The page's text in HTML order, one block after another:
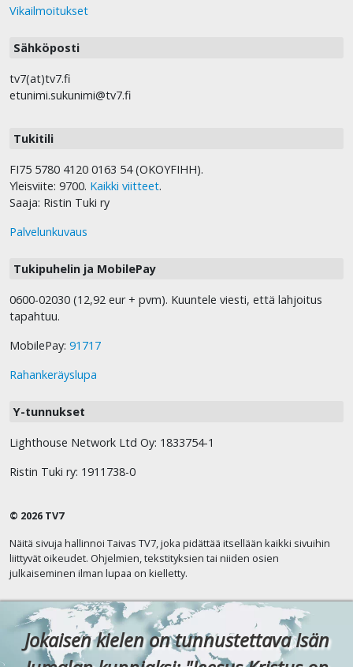
Vikailmoitukset
Sähköposti
tv7(at)tv7.fi
etunimi.sukunimi@tv7.fi
Tukitili
FI75 5780 4120 0163 54 (OKOYFIHH).
Yleisviite: 9700. Kaikki viitteet.
Saaja: Ristin Tuki ry
Palvelunkuvaus
Tukipuhelin ja MobilePay
0600-02030 (12,92 eur + pvm). Kuuntele viesti, että lahjoitus
tapahtuu.
MobilePay: 91717
Rahankeräyslupa
Y-tunnukset
Lighthouse Network Ltd Oy: 1833754-1
Ristin Tuki ry: 1911738-0
© 2026 TV7
Näitä sivuja hallinnoi Taivas TV7, joka pidättää itsellään kaikki sivuihin
liittyvät oikeudet. Ohjelmien, tekstityksien tai niiden osien
julkaiseminen ilman lupaa on kielletty.
Jokaisen kielen on tunnustettava Isän